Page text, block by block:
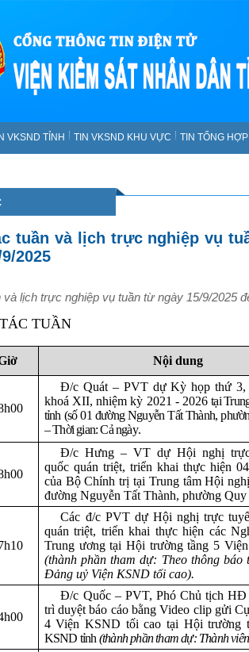
VKSND TỈNH TIN VKSND KHU VỰC TIN TỔNG
tuần và lịch trực nghiệp vụ
2025
lịch trực nghiệp vụ tuần từ ngày 15/9/2025
TUẦN
Nội dung
Đ/c Quát – PVT dự Kỳ họp thứ
khoá XII, nhiệm kỳ 2021 - 2026tại
tỉnh (số 01 đường Nguyễn Tất Thành,
– Thời gian: Cả ngày.
Đ/c Hưng – VT dự Hội nghị trực
quốc quán triệt, triển khai thực hiện
của Bộ Chính trị tại Trung tâm Hội
đường Nguyễn Tất Thành, phường
Các đ/c PVT dự Hội nghị trực
quán triệt, triển khai thực hiện các
Trung ương tại Hội trường tầng 5
(thành phần tham dự: Theo thông báo
Đảng uỷ Viện KSND tối cao).
Đ/c Quốc – PVT, Phó Chủ tịch
trì duyệt báo cáo bằng Video clip gửi
4 Viện KSND tối cao tại Hội trường
KSND tỉnh (thành phần tham dự: Thành